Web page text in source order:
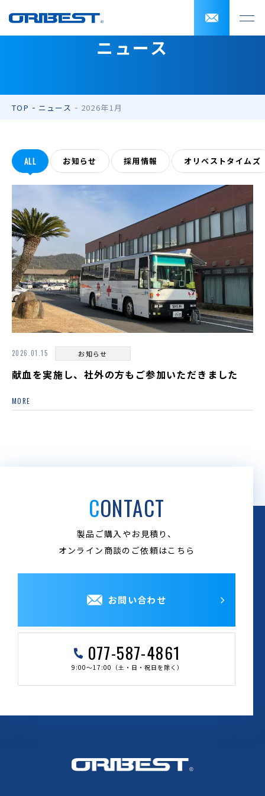
ニュース
TOP ニュース 2026年1月
ALL お知らせ 採用情報 オリベストタイムズ
2026.01.15 お知らせ
献血を実施し、社外の方もご参加いただきました
MORE
CONTACT
製品ご購入やお見積り、
オンライン商談のご依頼はこちら
お問い合わせ
077-587-4861
9:00～17:00（土・日・祝日を除く）